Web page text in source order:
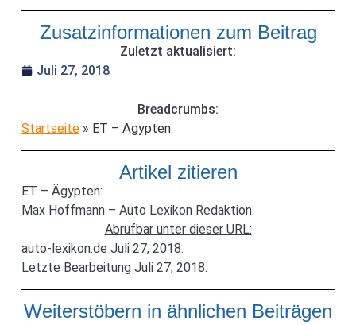
Zusatzinformationen zum Beitrag
Zuletzt aktualisiert:
Juli 27, 2018
Breadcrumbs:
Startseite» ET – Ägypten
Artikel zitieren
ET – Ägypten:
Max Hoffmann – Auto Lexikon Redaktion.
Abrufbar unter dieser URL:
auto-lexikon.de Juli 27, 2018.
Letzte Bearbeitung Juli 27, 2018.
Weiterstöbern in ähnlichen Beiträgen